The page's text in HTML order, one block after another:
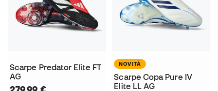
Scarpe Predator Elite FT
AG
NOVITÀ
Scarpe Copa Pure IV
Elite LL AG